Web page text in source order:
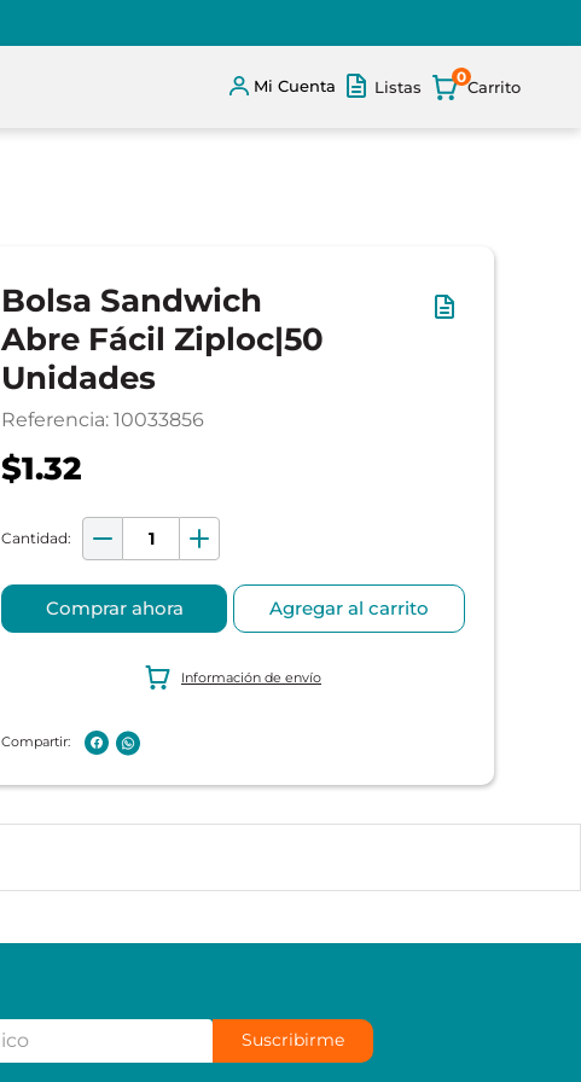
Mi Cuenta Listas
0
Bolsa Sandwich
Abre Fácil Ziploc|50
Unidades
Referencia: 10033856
$1.32
Comprar ahora Agregar al carrito
Información de envío
Suscribirme